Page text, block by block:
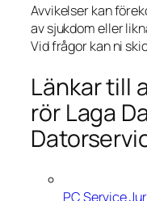
Avvikelser kan
av sjukdom eller
Vid frågor kan ni
Länkar till
rör Laga
PC Service